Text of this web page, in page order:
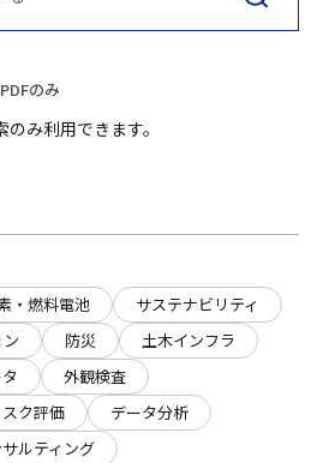
PDFのみ
み利用できます。
・燃料電池
サステナビリティ
防災
土木インフラ
外観検査
スク評価
データ分析
ルティング